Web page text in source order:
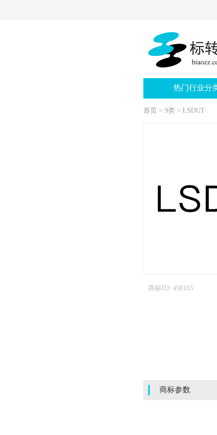
热门行业分
首页 > 9类 > LSDUT
商标ID: 498165
商标参数